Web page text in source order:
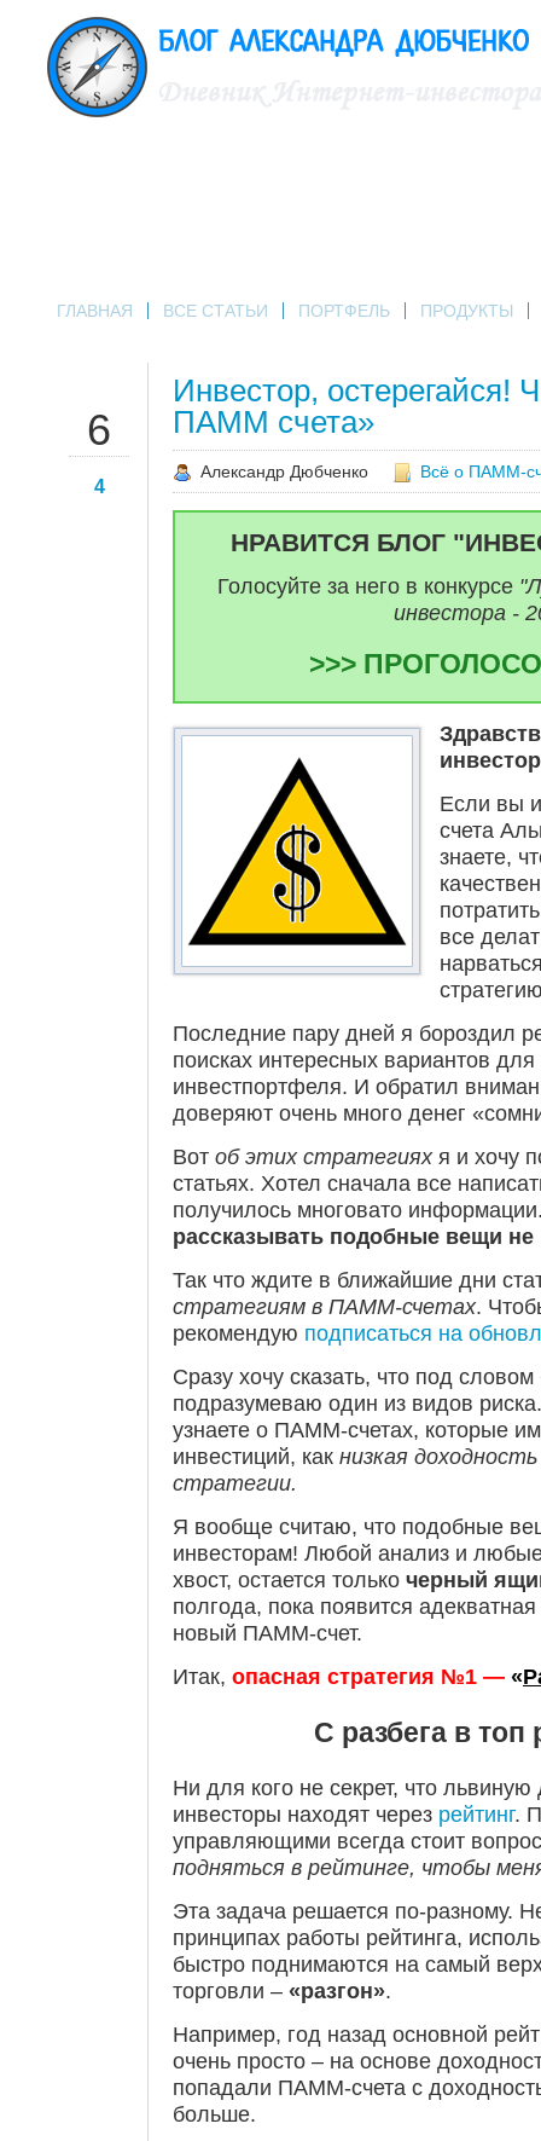
ГЛАВНАЯ ВСЕ СТАТЬИ ПОРТФЕЛЬ ПРОДУКТЫ
6
4
Инвестор, остерегайся!
ПАММ счета»
Александр Дюбченко Всё о ПАММ-
НРАВИТСЯ БЛОГ
Голосуйте за него в конкурсе
инвестора -
>>>
Если вы
счета
знаете,
все
Последние пару дней я бороздил
поисках интересных вариантов
инвестпортфеля. И обратил
доверяют очень много денег
Вот об этих стратегияхя и хочу
статьях. Хотел сначала все
получилось многовато
рассказывать подобные вещи не
Так что ждите в ближайшие дни
стратегиям в ПАММ-счетах.
рекомендую подписаться на
Сразу хочу сказать, что под словом
подразумеваю один из видов
узнаете о ПАММ-счетах, которые
инвестиций, как низкая доходность
стратегии.
Я вообще считаю, что подобные
инвесторам! Любой анализ и
хвост, остается только черный
полгода, пока появится адекватная
новый ПАММ-счет.
Итак, опасная стратегия №1 — «
С разбега в топ
Ни для кого не секрет, что
инвесторы находят через рейтинг.
управляющими всегда стоит
подняться в рейтинге, чтобы
Эта задача решается по-разному.
принципах работы рейтинга,
быстро поднимаются на самый
торговли – «разгон».
Например, год назад основной
очень просто – на основе
попадали ПАММ-счета с
больше.